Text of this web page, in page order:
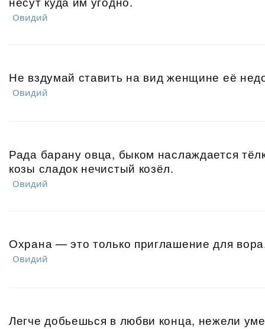
Овидий
Не вздумай ставить на вид женщине её
Овидий
Рада барану овца, быком наслаждается
козы сладок нечистый козёл.
Овидий
Охрана — это только приглашение для
Овидий
Легче добьешься в любви конца, нежели